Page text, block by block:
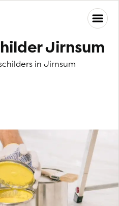
Jirnsum
in Jirnsum